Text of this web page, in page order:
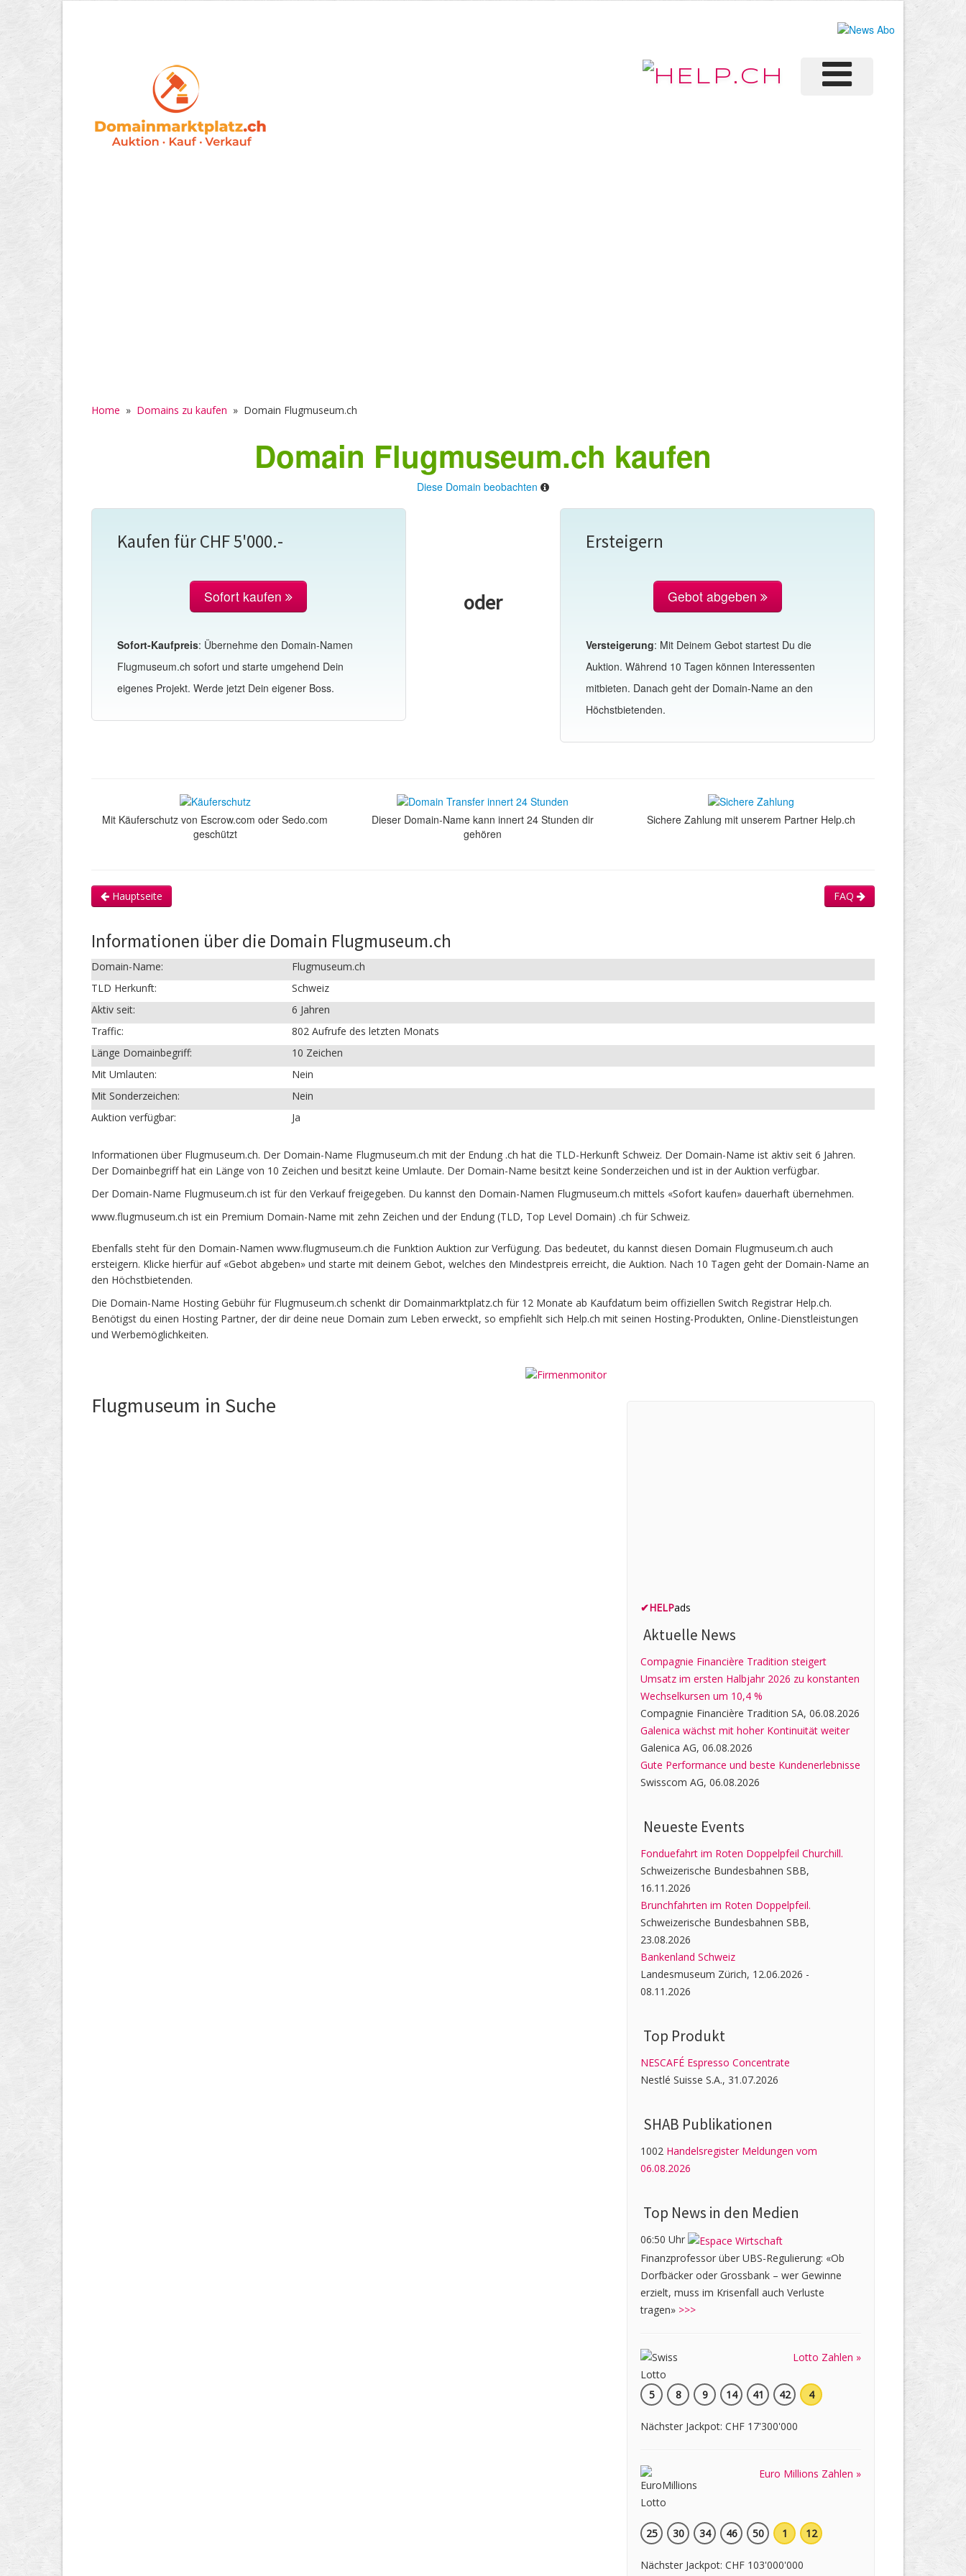
Home » Domains zu kaufen » Domain Flugmuseum.ch
Domain Flugmuseum.ch kaufen
Diese Domain beobachten
Kaufen für CHF 5'000.-
Sofort kaufen
Sofort-Kaufpreis: Übernehme den Domain-Namen
Flugmuseum.ch sofort und starte umgehend Dein
eigenes Projekt. Werde jetzt Dein eigener Boss.
oder
Ersteigern
Gebot abgeben
Versteigerung: Mit Deinem Gebot startest Du die
Auktion. Während 10 Tagen können Interessenten
mitbieten. Danach geht der Domain-Name an den
Höchstbietenden.
Mit Käuferschutz von Escrow.com oder Sedo.com
geschützt
Dieser Domain-Name kann innert 24 Stunden dir
gehören
Sichere Zahlung mit unserem Partner Help.ch
Hauptseite FAQ
Informationen über die Domain Flugmuseum.ch
Domain-Name:
Flugmuseum.ch
TLD Herkunft:
Schweiz
Aktiv seit:
6 Jahren
Traffic:
802 Aufrufe des letzten Monats
Länge Domainbegriff:
10 Zeichen
Mit Umlauten:
Nein
Mit Sonderzeichen:
Nein
Auktion verfügbar:
Ja
Informationen über Flugmuseum.ch. Der Domain-Name Flugmuseum.ch mit der Endung .ch hat die TLD-Herkunft Schweiz. Der Domain-Name ist aktiv seit 6 Jahren.
Der Domainbegriff hat ein Länge von 10 Zeichen und besitzt keine Umlaute. Der Domain-Name besitzt keine Sonderzeichen und ist in der Auktion verfügbar.
Der Domain-Name Flugmuseum.ch ist für den Verkauf freigegeben. Du kannst den Domain-Namen Flugmuseum.ch mittels «Sofort kaufen» dauerhaft übernehmen.
www.flugmuseum.ch ist ein Premium Domain-Name mit zehn Zeichen und der Endung (TLD, Top Level Domain) .ch für Schweiz.
Ebenfalls steht für den Domain-Namen www.flugmuseum.ch die Funktion Auktion zur Verfügung. Das bedeutet, du kannst diesen Domain Flugmuseum.ch auch
ersteigern. Klicke hierfür auf «Gebot abgeben» und starte mit deinem Gebot, welches den Mindestpreis erreicht, die Auktion. Nach 10 Tagen geht der Domain-Name an
den Höchstbietenden.
Die Domain-Name Hosting Gebühr für Flugmuseum.ch schenkt dir Domainmarktplatz.ch für 12 Monate ab Kaufdatum beim offiziellen Switch Registrar Help.ch.
Benötigst du einen Hosting Partner, der dir deine neue Domain zum Leben erweckt, so empfiehlt sich Help.ch mit seinen Hosting-Produkten, Online-Dienstleistungen
und Werbemöglichkeiten.
Flugmuseum in Suche
✔HELPads
Aktuelle News
Compagnie Financière Tradition steigert
Umsatz im ersten Halbjahr 2026 zu konstanten
Wechselkursen um 10,4 %
Compagnie Financière Tradition SA, 06.08.2026
Galenica wächst mit hoher Kontinuität weiter
Galenica AG, 06.08.2026
Gute Performance und beste Kundenerlebnisse
Swisscom AG, 06.08.2026
Neueste Events
Fonduefahrt im Roten Doppelpfeil Churchill.
Schweizerische Bundesbahnen SBB,
16.11.2026
Brunchfahrten im Roten Doppelpfeil.
Schweizerische Bundesbahnen SBB,
23.08.2026
Bankenland Schweiz
Landesmuseum Zürich, 12.06.2026 -
08.11.2026
Top Produkt
NESCAFÉ Espresso Concentrate
Nestlé Suisse S.A., 31.07.2026
SHAB Publi­kati­onen
1002 Handelsregister Meldungen vom
06.08.2026
Top News in den Medien
06:50 Uhr
Finanzprofessor über UBS-Regulierung: «Ob
Dorfbäcker oder Grossbank – wer Gewinne
erzielt, muss im Krisenfall auch Verluste
tragen» >>>
Lotto Zahlen »
5 8 9 14 41 42 4
Nächster Jackpot: CHF 17'300'000
Euro Millions Zahlen »
25 30 34 46 50 1 12
Nächster Jackpot: CHF 103'000'000